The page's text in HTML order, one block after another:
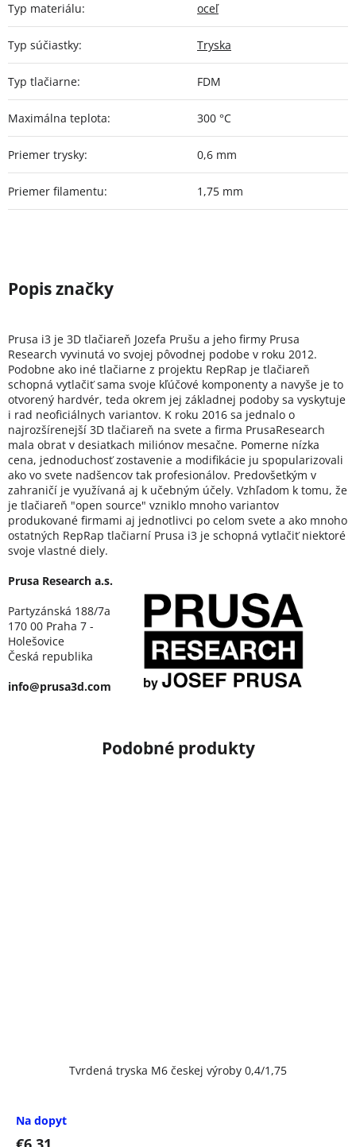
Typ materiálu: oceľ
Typ súčiastky: Tryska
Typ tlačiarne: FDM
Maximálna teplota: 300 °C
Priemer trysky: 0,6 mm
Priemer filamentu: 1,75 mm
Tvrdená tryska M6 českej výroby 0,4/1,75
Na dopyt
Prusa i3 je 3D tlačiareň Jozefa Prušu a jeho firmy Prusa
Research vyvinutá vo svojej pôvodnej podobe v roku 2012.
Podobne ako iné tlačiarne z projektu RepRap je tlačiareň
schopná vytlačiť sama svoje kľúčové komponenty a navyše je to
otvorený hardvér, teda okrem jej základnej podoby sa vyskytuje
i rad neoficiálnych variantov. K roku 2016 sa jednalo o
najrozšírenejší 3D tlačiareň na svete a firma PrusaResearch
mala obrat v desiatkach miliónov mesačne. Pomerne nízka
cena, jednoduchosť zostavenie a modifikácie ju spopularizovali
ako vo svete nadšencov tak profesionálov. Predovšetkým v
zahraničí je využívaná aj k učebným účely. Vzhľadom k tomu, že
je tlačiareň "open source" vzniklo mnoho variantov
produkované firmami aj jednotlivci po celom svete a ako mnoho
ostatných RepRap tlačiarní Prusa i3 je schopná vytlačiť niektoré
svoje vlastné diely.
Prusa Research a.s.
Partyzánská 188/7a
170 00 Praha 7 -
Holešovice
Česká republika
info@prusa3d.com